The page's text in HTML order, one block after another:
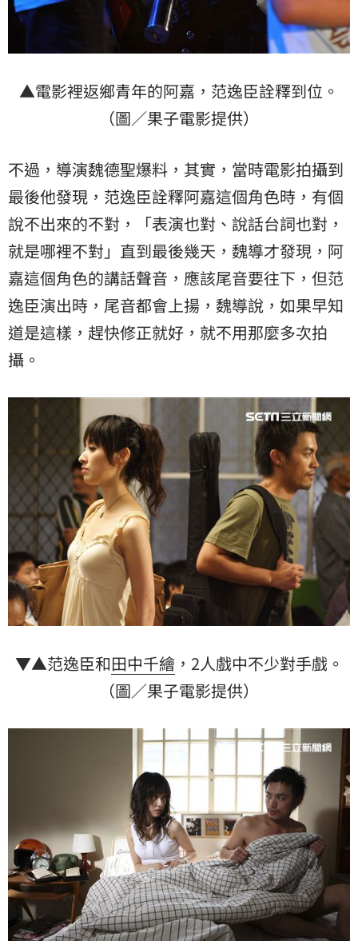
▲電影裡返鄉青年的阿嘉，范逸臣詮釋到位。
（圖／果子電影提供）
不過，導演魏德聖爆料，其實，當時電影拍攝到
最後他發現，范逸臣詮釋阿嘉這個角色時，有個
說不出來的不對，「表演也對、說話台詞也對，
就是哪裡不對」直到最後幾天，魏導才發現，阿
嘉這個角色的講話聲音，應該尾音要往下，但范
逸臣演出時，尾音都會上揚，魏導說，如果早知
道是這樣，趕快修正就好，就不用那麼多次拍
攝。
▼▲范逸臣和田中千繪，2人戲中不少對手戲。
（圖／果子電影提供）